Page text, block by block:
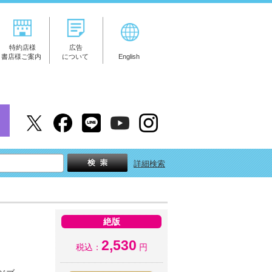
特約店様
書店様ご案内
広告
について
English
詳細検索
絶版
税込： 2,530 円